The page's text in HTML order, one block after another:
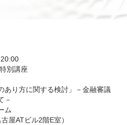
別講座
あり方に関する検討」－金融審議
－
ム
屋ATビル2階E室）